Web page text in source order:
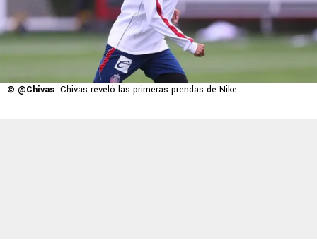
© @Chivas Chivas reveló las primeras prendas de Nike.